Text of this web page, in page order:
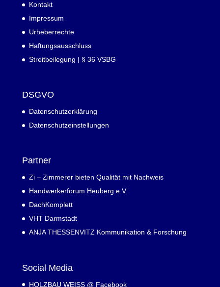
Kontakt
Impressum
Urheberrechte
Haftungsausschluss
Streitbeilegung | § 36 VSBG
DSGVO
Datenschutzerklärung
Datenschutzeinstellungen
Partner
Zi – Zimmerer bieten Qualität mit Nachweis
Handwerkerforum Heuberg e.V.
DachKomplett
VHT Darmstadt
ANJA THESSENVITZ Kommunikation & Forschung
Social Media
HOLZBAU WEISS @ Facebook